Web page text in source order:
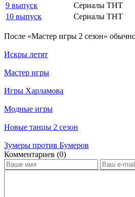
9 выпуск
Сериалы ТНТ
10 выпуск
Сериалы ТНТ
По­сле «Мастер игры 2 сезон»
Искры летят
Мастер игры
Игры Харламова
Модные игры
Hoвыe тaнцы 2 ceзoн
Зумеры против Бумеров
Ком­мен­та­ри­ев (0)